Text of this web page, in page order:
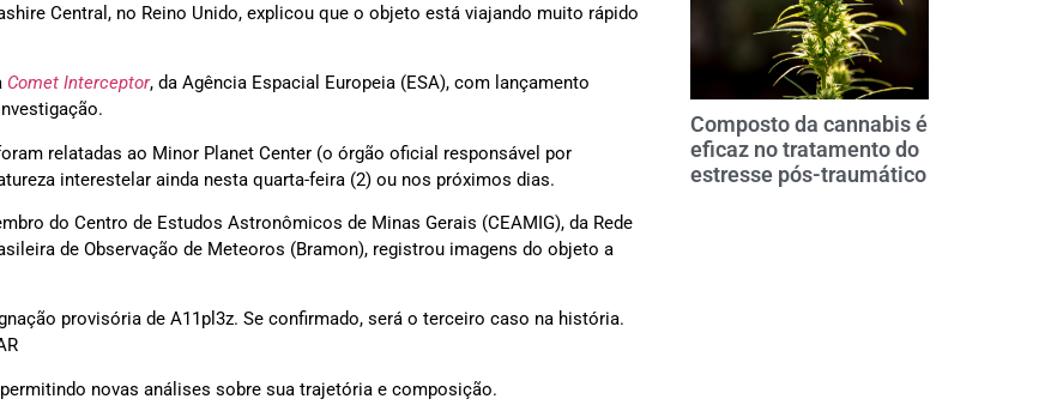
Central, no Reino Unido, explicou que o objeto está viajando muito rápido
Comet Interceptor, da Agência Espacial Europeia (ESA), com lançamento
relatadas ao Minor Planet Center (o órgão oficial responsável por
interestelar ainda nesta quarta-feira (2) ou nos próximos dias.
do Centro de Estudos Astronômicos de Minas Gerais (CEAMIG), da Rede
de Observação de Meteoros (Bramon), registrou imagens do objeto a
provisória de A11pl3z. Se confirmado, será o terceiro caso na história.
novas análises sobre sua trajetória e composição.
Composto da cannabis é
eficaz no tratamento do
estresse pós-traumático